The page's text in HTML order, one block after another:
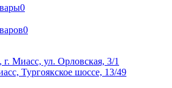
0
0
г. Миасс, ул. Орловская, 3/1
Тургоякское шоссе, 13/49